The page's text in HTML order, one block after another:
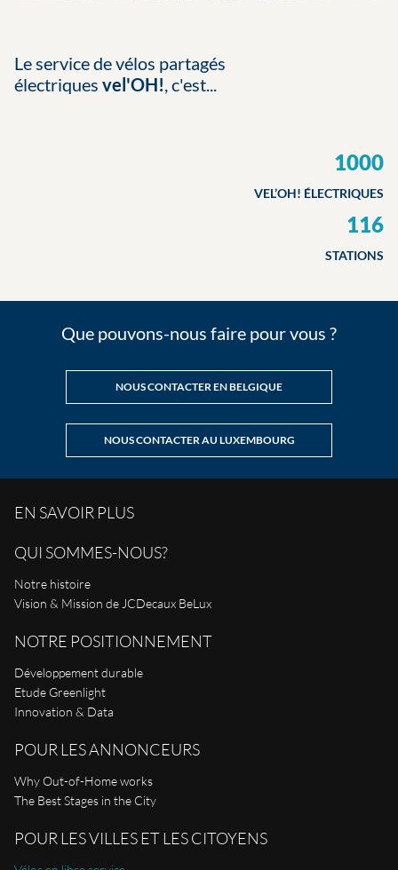
Le service de vélos partagés
électriques vel'OH!,c'est...
1000
VEL’OH! ÉLECTRIQUES
116
STATIONS
Que pouvons-nous faire pour vous ?
NOUS CONTACTER EN BELGIQUE
NOUS CONTACTER AU LUXEMBOURG
EN SAVOIR PLUS
QUI SOMMES-NOUS?
Notre histoire
Vision & Mission de JCDecaux BeLux
NOTRE POSITIONNEMENT
Développement durable
Etude Greenlight
Innovation & Data
POUR LES ANNONCEURS
Why Out-of-Home works
The Best Stages in the City
POUR LES VILLES ET LES CITOYENS